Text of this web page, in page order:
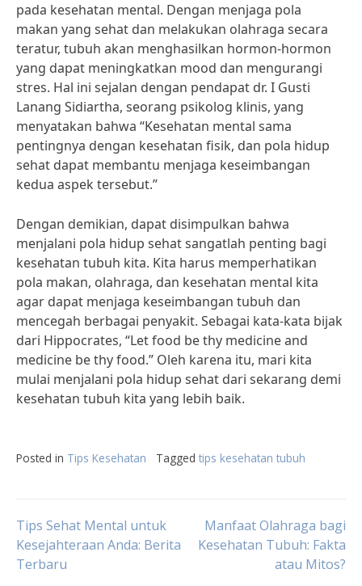
pada kesehatan mental. Dengan menjaga pola
makan yang sehat dan melakukan olahraga secara
teratur, tubuh akan menghasilkan hormon-hormon
yang dapat meningkatkan mood dan mengurangi
stres. Hal ini sejalan dengan pendapat dr. I Gusti
Lanang Sidiartha, seorang psikolog klinis, yang
menyatakan bahwa “Kesehatan mental sama
pentingnya dengan kesehatan fisik, dan pola hidup
sehat dapat membantu menjaga keseimbangan
kedua aspek tersebut.”
Dengan demikian, dapat disimpulkan bahwa
menjalani pola hidup sehat sangatlah penting bagi
kesehatan tubuh kita. Kita harus memperhatikan
pola makan, olahraga, dan kesehatan mental kita
agar dapat menjaga keseimbangan tubuh dan
mencegah berbagai penyakit. Sebagai kata-kata bijak
dari Hippocrates, “Let food be thy medicine and
medicine be thy food.” Oleh karena itu, mari kita
mulai menjalani pola hidup sehat dari sekarang demi
kesehatan tubuh kita yang lebih baik.
Posted in Tips Kesehatan Tagged tips kesehatan tubuh
Post
navigation
Tips Sehat Mental untuk
Kesejahteraan Anda: Berita
Terbaru
Manfaat Olahraga bagi
Kesehatan Tubuh: Fakta
atau Mitos?